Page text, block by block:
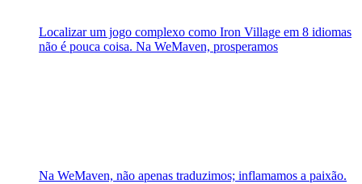
Localizar um jogo complexo como Iron Village em 8 idiomas
não é pouca coisa. Na WeMaven, prosperamos
Na WeMaven, não apenas traduzimos; inflamamos a paixão.